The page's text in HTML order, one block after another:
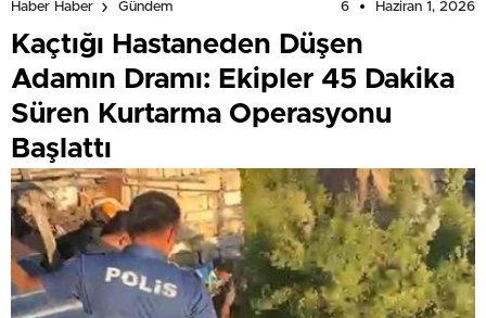
Haber Haber Gündem 6 Haziran 1, 2026
Kaçtığı Hastaneden Düşen
Adamın Dramı: Ekipler 45 Dakika
Süren Kurtarma Operasyonu
Başlattı